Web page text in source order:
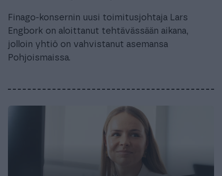
Finago-konsernin uusi toimitusjohtaja Lars
Engbork on aloittanut tehtävässään aikana,
jolloin yhtiö on vahvistanut asemansa
Pohjoismaissa.